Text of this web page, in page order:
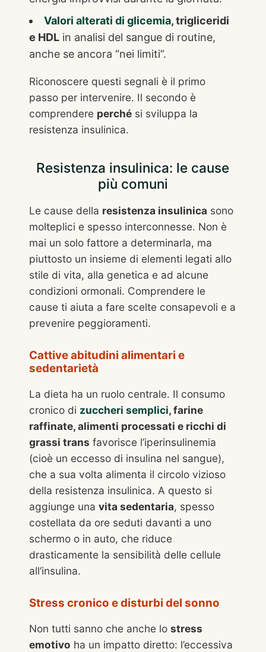
Valori alterati di glicemia, trigliceridi
e HDLin analisi del sangue di routine,
anche se ancora “nei limiti”.
Riconoscere questi segnali è il primo
passo per intervenire. Il secondo è
comprendere perchési sviluppa la
resistenza insulinica.
Resistenza insulinica: le cause
più comuni
Le cause della resistenza insulinica sono
molteplici e spesso interconnesse. Non è
mai un solo fattore a determinarla, ma
piuttosto un insieme di elementi legati allo
stile di vita, alla genetica e ad alcune
condizioni ormonali. Comprendere le
cause ti aiuta a fare scelte consapevoli e a
prevenire peggioramenti.
Cattive abitudini alimentari e
sedentarietà
La dieta ha un ruolo centrale. Il consumo
cronico di zuccheri semplici, farine
raffinate, alimenti processati e ricchi di
grassi trans favorisce l’iperinsulinemia
(cioè un eccesso di insulina nel sangue),
che a sua volta alimenta il circolo vizioso
della resistenza insulinica. A questo si
aggiunge una vita sedentaria, spesso
costellata da ore seduti davanti a uno
schermo o in auto, che riduce
drasticamente la sensibilità delle cellule
all’insulina.
Stress cronico e disturbi del sonno
Non tutti sanno che anche lo stress
emotivo ha un impatto diretto: l’eccessiva